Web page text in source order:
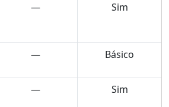
— Sim
— Básico
— Sim